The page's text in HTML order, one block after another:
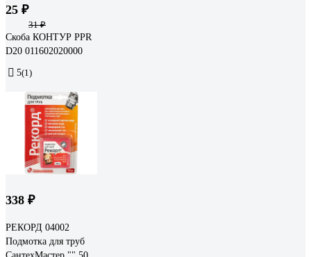
25 ₽
31 ₽
Скоба КОНТУР PPR
D20 011602020000
5(1)
338 ₽
РЕКОРД 04002
Подмотка для труб